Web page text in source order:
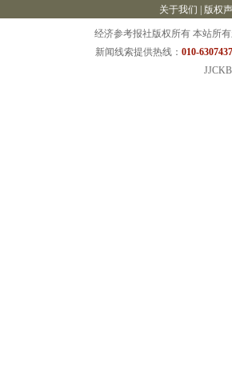
关于我们 版权
经济参考报社版权所有 本站所
新闻线索提供热线： 010-